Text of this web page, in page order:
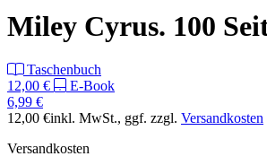
Miley Cyrus. 100
Taschenbuch
12,00 €
E-Book
6,99 €
12,00 €inkl. MwSt., ggf. zzgl. Versandkosten
Versandkosten